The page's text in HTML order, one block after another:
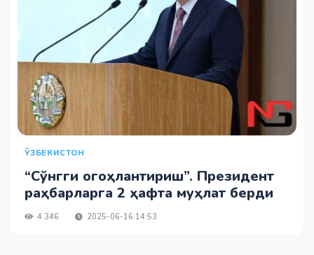
ЎЗБЕКИСТОН
“Сўнгги огоҳлантириш”. Президент
раҳбарларга 2 ҳафта муҳлат берди
4 346 2025-06-16 14:53